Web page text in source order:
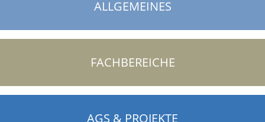
ALLGEMEINES
FACHBEREICHE
AGS & PROJEKTE